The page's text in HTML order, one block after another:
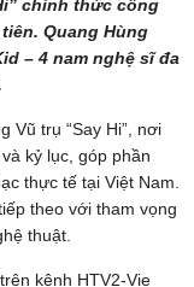
chính thức công
Quang Hùng
– 4 nam nghệ sĩ đa
Vũ trụ “Say Hi”, nơi
kỷ lục, góp phần
thực tế tại Việt Nam.
theo với tham vọng
thuật.
kênh HTV2-Vie